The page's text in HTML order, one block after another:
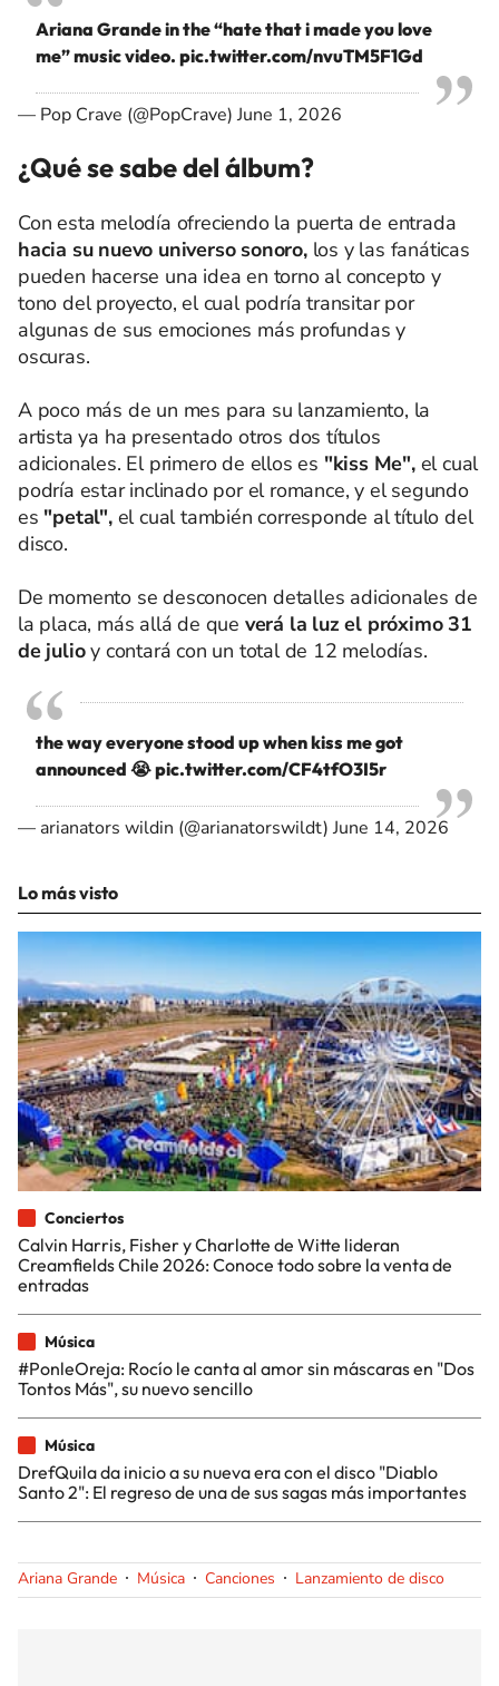
Ariana Grande in the “hate that i made you love
me” music video. pic.twitter.com/nvuTM5F1Gd
— Pop Crave (@PopCrave)June 1, 2026
¿Qué se sabe del álbum?
Con esta melodía ofreciendo la puerta de entrada
hacia su nuevo universo sonoro,los y las fanáticas
pueden hacerse una idea en torno al concepto y
tono del proyecto, el cual podría transitar por
algunas de sus emociones más profundas y
oscuras.
A poco más de un mes para su lanzamiento, la
artista ya ha presentado otros dos títulos
adicionales. El primero de ellos es "kiss Me",el cual
podría estar inclinado por el romance, y el segundo
es "petal",el cual también corresponde al título del
disco.
De momento se desconocen detalles adicionales de
la placa, más allá de que verá la luz el próximo 31
de julioy contará con un total de 12 melodías.
the way everyone stood up when kiss me got
announced 😭pic.twitter.com/CF4tfO3I5r
— arianators wildin (@arianatorswildt)June 14, 2026
Lo más visto
Conciertos
Calvin Harris, Fisher y Charlotte de Witte lideran
Creamfields Chile 2026: Conoce todo sobre la venta de
entradas
Música
#PonleOreja: Rocío le canta al amor sin máscaras en "Dos
Tontos Más", su nuevo sencillo
Música
DrefQuila da inicio a su nueva era con el disco "Diablo
Santo 2": El regreso de una de sus sagas más importantes
Ariana Grande Música Canciones Lanzamiento de disco